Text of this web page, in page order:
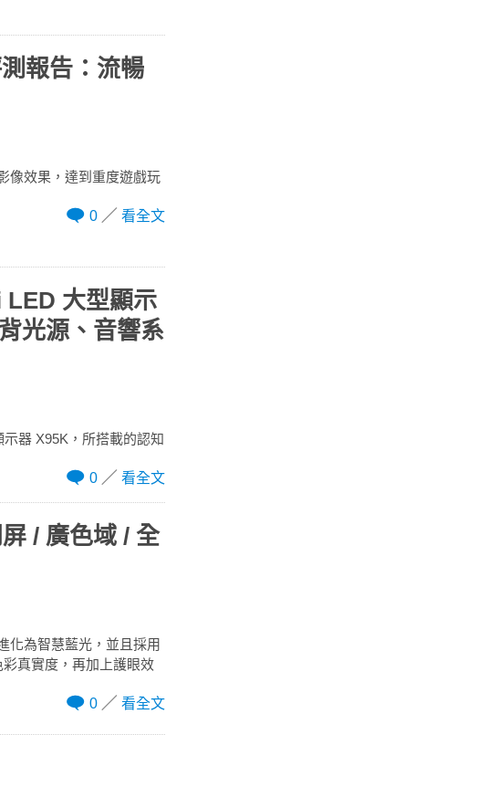
報告：流暢
像效果，達到重度遊戲玩
0
看全文
大型顯示
光源、音響系
器 X95K，所搭載的認知
0
看全文
/ 廣色域 / 全
化為智慧藍光，並且採用
真實度，再加上護眼效
0
看全文